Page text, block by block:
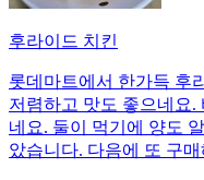
후라이드 치킨
롯데마트에서 한가득 후
저렴하고 맛도 좋으네요
네요. 둘이 먹기에 양도
았습니다. 다음에 또 구